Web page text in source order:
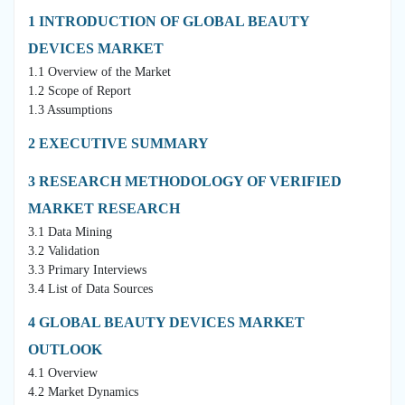
1 INTRODUCTION OF GLOBAL BEAUTY
DEVICES MARKET
1.1 Overview of the Market
1.2 Scope of Report
1.3 Assumptions
2 EXECUTIVE SUMMARY
3 RESEARCH METHODOLOGY OF VERIFIED
MARKET RESEARCH
3.1 Data Mining
3.2 Validation
3.3 Primary Interviews
3.4 List of Data Sources
4 GLOBAL BEAUTY DEVICES MARKET
OUTLOOK
4.1 Overview
4.2 Market Dynamics